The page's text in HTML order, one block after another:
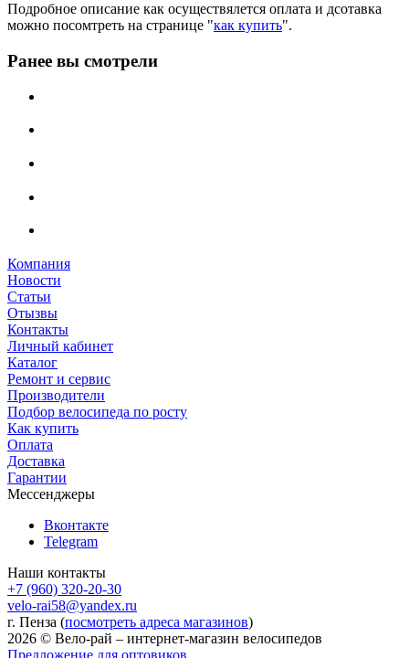
Подробное описание как осуществялется оплата и дсотавка
можно посомтреть на странице "как купить".
Ранее вы смотрели
Компания
Новости
Статьи
Отызвы
Контакты
Личный кабинет
Каталог
Ремонт и сервис
Производители
Подбор велосипеда по росту
Как купить
Оплата
Доставка
Гарантии
Мессенджеры
Вконтакте
Telegram
Наши контакты
+7 (960) 320-20-30
velo-rai58@yandex.ru
г. Пенза (посмотреть адреса магазинов)
2026 © Вело-рай – интернет-магазин велосипедов